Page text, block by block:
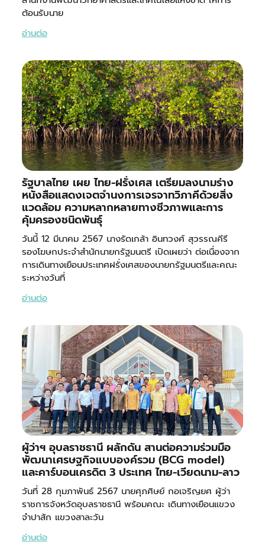
ต้อนรับนาย
อ่านต่อ
รัฐบาลไทย เผย ไทย-ฝรั่งเศส เตรียมลงนามร่าง
หนังสือแสดงเจตจำนงการเจรจาทวิภาคีด้วยสิ่ง
แวดล้อม ความหลากหลายทางชีวภาพและการ
คุ้มครองชนิดพันธุ์
วันนี้ 12 มีนาคม 2567 นางรัดเกล้า อินทวงศ์ สุวรรณคีรี
รองโฆษกประจำสำนักนายกรัฐมนตรี เปิดเผยว่า ต่อเนื่องจาก
การเดินทางเยือนประเทศฝรั่งเศสของนายกรัฐมนตรีและคณะ
ระหว่างวันที่
อ่านต่อ
ผู้ว่าฯ อุบลราชธานี ผลักดัน สานต่อความร่วมมือ
พัฒนาเศรษฐกิจแบบองค์รวม (BCG model)
และคาร์บอนเครดิต 3 ประเทศ ไทย-เวียดนาม-ลาว
วันที่ 28 กุมภาพันธ์ 2567 นายศุภศิษย์ กอเจริญยศ ผู้ว่า
ราชการจังหวัดอุบลราชธานี พร้อมคณะ เดินทางเยือนแขวง
จำปาสัก แขวงสาละวัน
อ่านต่อ